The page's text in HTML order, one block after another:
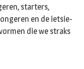
starters,
en de ietsie-
die we straks